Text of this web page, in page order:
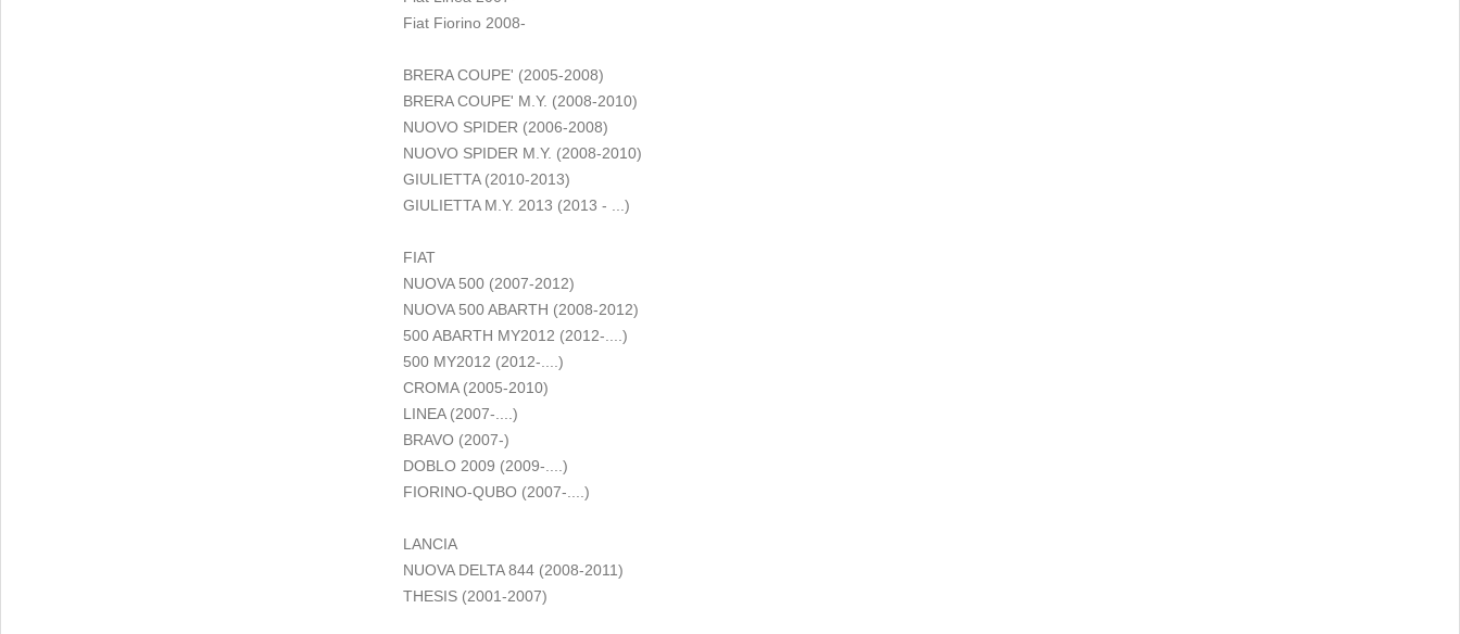
Fiat Fiorino 2008-
BRERA COUPE' (2005-2008)
BRERA COUPE' M.Y. (2008-2010)
NUOVO SPIDER (2006-2008)
NUOVO SPIDER M.Y. (2008-2010)
GIULIETTA (2010-2013)
GIULIETTA M.Y. 2013 (2013 - ...)
FIAT
NUOVA 500 (2007-2012)
NUOVA 500 ABARTH (2008-2012)
500 ABARTH MY2012 (2012-....)
500 MY2012 (2012-....)
CROMA (2005-2010)
LINEA (2007-....)
BRAVO (2007-)
DOBLO 2009 (2009-....)
FIORINO-QUBO (2007-....)
LANCIA
NUOVA DELTA 844 (2008-2011)
THESIS (2001-2007)